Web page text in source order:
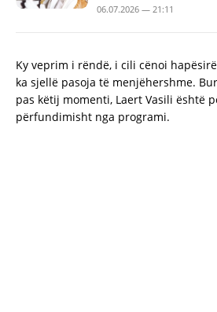
06.07.2026 — 21:11
Ky veprim i rëndë, i cili cënoi
ka sjellë pasoja të menjëhershme.
pas këtij momenti, Laert Vasili është
përfundimisht nga programi.